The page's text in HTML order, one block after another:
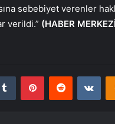
sebebiyet verenler
verildi.” (HABER
Tumblr PinterestReddit